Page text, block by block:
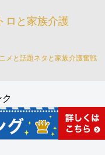
ロと家族介護
メと話題ネタと家族介護奮戦